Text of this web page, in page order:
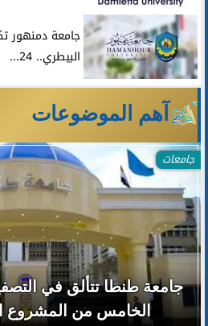
جامعة دمنهور
البيطري.. 24...
آهم الموضوعات
جامعات
جامعة طنطا تتألق في
الخامس من المشروع